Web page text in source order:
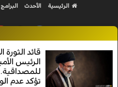
قائد الثورة
الرئيس
تؤكد عدم
الرئيسية الأحدث البرامج
8 11747 V | Badr5 12284 V